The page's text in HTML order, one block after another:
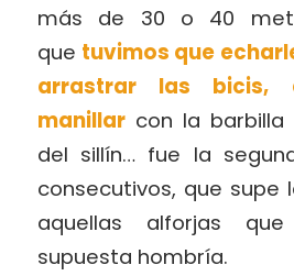
más de 30 o 40
que tuvimos que
arrastrar las bicis,
manillarcon la barbilla
del sillín… fue la
consecutivos, que supe
aquellas alforjas
supuesta hombría.